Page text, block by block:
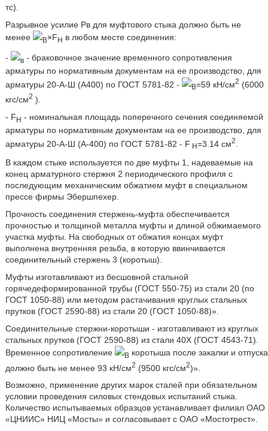
тс).
Разрывное усилие Рв для муфтового стыка должно быть не
менее
В×FH в любом месте соединения:
- в- браковочное значение временного сопротивления
арматуры по нормативным документам на ее производство, для
арматуры 20-А-Ш (А400) по ГОСТ 5781-82 -
В=59 кН/см2 (6000
кгс/см2 ).
- FH - номинальная площадь поперечного сечения соединяемой
арматуры по нормативным документам на ее производство, для
арматуры 20-А-Ш (А-400) по ГОСТ 5781-82 - F Н=3.14 cм2
В каждом стыке используется по две муфты 1, надеваемые на
конец арматурного стержня 2 периодического профиля с
последующим механическим обжатием муфт в специальном
прессе фирмы Эбершпехер.
Прочность соединения стержень-муфта обеспечивается
прочностью и толщиной металла муфты и длиной обжимаемого
участка муфты. На свободных от обжатия концах муфт
выполнена внутренняя резьба, в которую ввинчивается
соединительный стержень 3 (коротыш).
Муфты изготавливают из бесшовной стальной
горячедеформированной трубы (ГОСТ 550-75) из стали 20 (по
ГОСТ 1050-88) или методом растачивания круглых стальных
прутков (ГОСТ 2590-88) из стали 20 (ГОСТ 1050-88)».
Соединительные стержни-коротыши - изготавливают из круглых
стальных прутков (ГОСТ 2590-88) из стали 40Х (ГОСТ 4543-71).
Временное сопротивление
В коротыша после закалки и отпуска
должно быть не менее 93 кН/см2 (9500 кгс/см2)».
Возможно, применение других марок сталей при обязательном
условии проведения силовых стендовых испытаний стыка.
Количество испытываемых образцов устанавливает филиал ОАО
«ЦНИИС» НИЦ «Мосты» и согласовывает с ОАО «Мостотрест».